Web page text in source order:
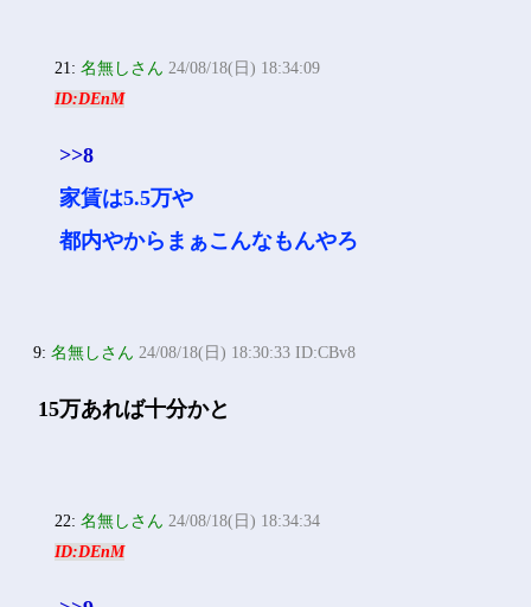
21:名無しさん 24/08/18(日) 18:34:09
ID:DEnM
>>8
家賃は5.5万や
都内やからまぁこんなもんやろ
9:名無しさん 24/08/18(日) 18:30:33 ID:CBv8
15万あれば十分かと
22:名無しさん 24/08/18(日) 18:34:34
ID:DEnM